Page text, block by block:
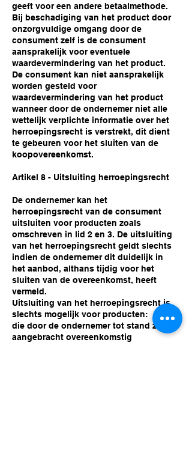
geeft voor een andere betaalmethode.
Bij beschadiging van het product door
onzorgvuldige omgang door de
consument zelf is de consument
aansprakelijk voor eventuele
waardevermindering van het product.
De consument kan niet aansprakelijk
worden gesteld voor
waardevermindering van het product
wanneer door de ondernemer niet alle
wettelijk verplichte informatie over het
herroepingsrecht is verstrekt, dit dient
te gebeuren voor het sluiten van de
koopovereenkomst.
Artikel 8 - Uitsluiting herroepingsrecht
De ondernemer kan het
herroepingsrecht van de consument
uitsluiten voor producten zoals
omschreven in lid 2 en 3. De uitsluiting
van het herroepingsrecht geldt slechts
indien de ondernemer dit duidelijk in
het aanbod, althans tijdig voor het
sluiten van de overeenkomst, heeft
vermeld.
Uitsluiting van het herroepingsrecht is
slechts mogelijk voor producten:
die door de ondernemer tot stand zijn
aangebracht overeenkomstig